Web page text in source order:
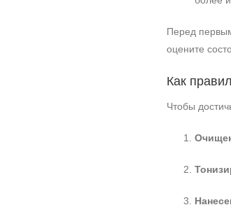
Перед
оцените
Как
Чтобы